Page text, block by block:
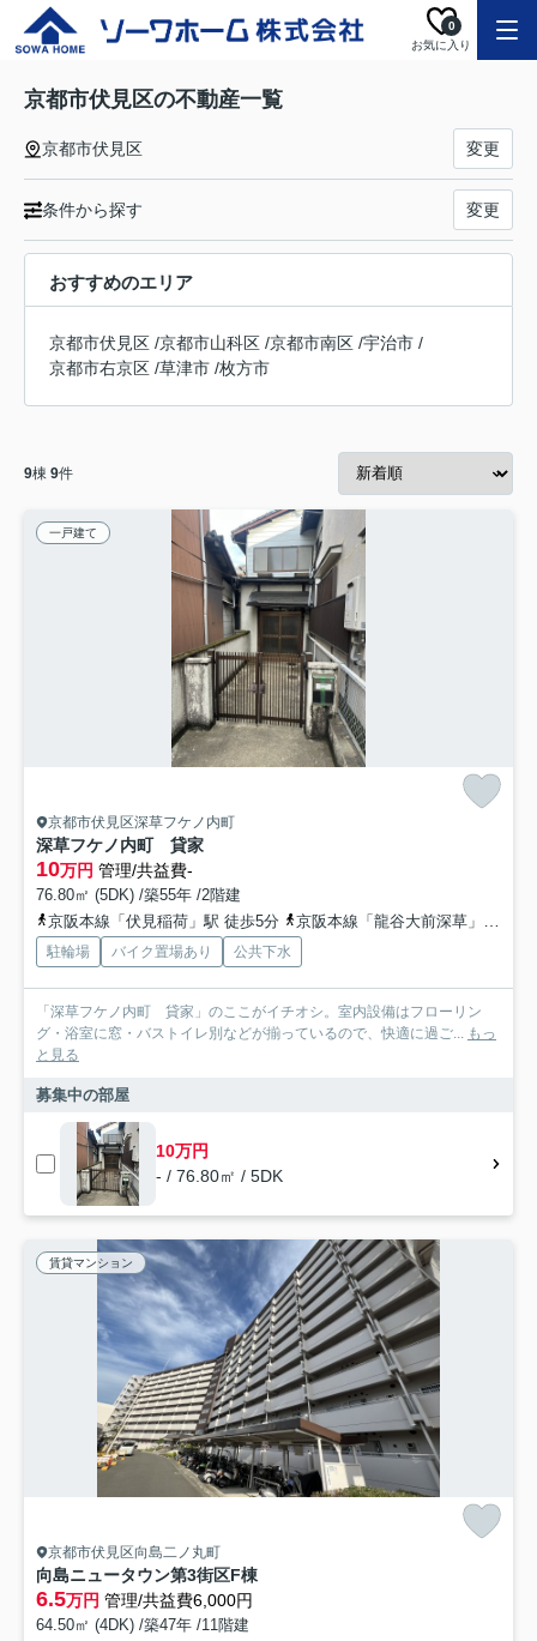
お気に入り
0
京都市伏見区の不動産一覧
京都市伏見区 変更
条件から探す 変更
おすすめのエリア
京都市伏見区 /京都市山科区 /京都市南区 /宇治市 /
京都市右京区 /草津市 /枚方市
9棟 9件
一戸建て
京都市伏見区深草フケノ内町
深草フケノ内町 貸家
10万円 管理/共益費-
76.80㎡ (5DK) /築55年 /2階建
京阪本線「伏見稲荷」駅 徒歩5分
京阪本線「龍谷大前深草」駅 徒歩7分
駐輪場 バイク置場あり 公共下水
「深草フケノ内町 貸家」のここがイチオシ。室内設備はフローリン
グ・浴室に窓・バストイレ別などが揃っているので、快適に過ご... もっ
と見る
募集中の部屋
10万円
- / 76.80㎡ / 5DK
賃貸マンション
京都市伏見区向島二ノ丸町
向島ニュータウン第3街区F棟
6.5万円 管理/共益費6,000円
64.50㎡ (4DK) /築47年 /11階建